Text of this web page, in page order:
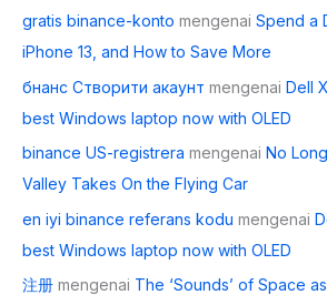
gratis binance-konto mengenai Spend a
iPhone 13, and How to Save More
бнанс Створити акаунт mengenai Dell
best Windows laptop now with OLED
binance US-registrera mengenai No
Valley Takes On the Flying Car
en iyi binance referans kodu mengenai
best Windows laptop now with OLED
注册 mengenai The ‘Sounds’ of Space as